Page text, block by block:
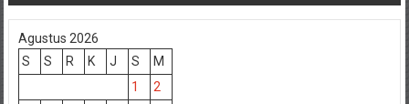
pos
Agustus 2026
S
S R K J S
M
1
2